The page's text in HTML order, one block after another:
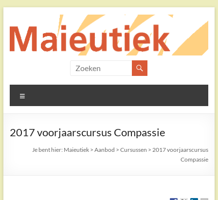
inhoud
Maieutiek
Filosofische
Praktijk
2017 voorjaarscursus Compassie
Je bent hier: Maieutiek >Aanbod >Cursussen > 2017 voorjaarscursus
Compassie